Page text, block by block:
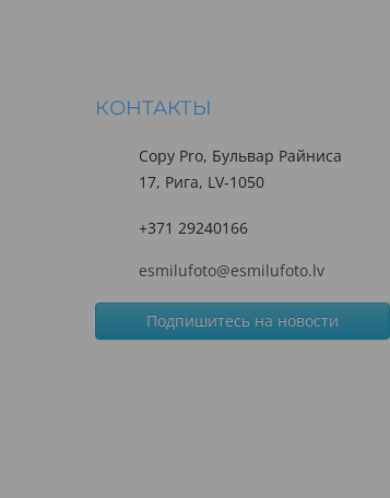
КОНТАКТЫ
Copy Pro, Бульвар Райниса
17, Рига, LV-1050
+371 29240166
esmilufoto@esmilufoto.lv
Подпишитесь на новости